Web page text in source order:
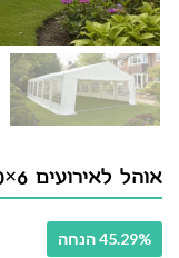
אוהל לאירועים 6×10 מ"ר – מוטות פלדה
45.29% הנחה